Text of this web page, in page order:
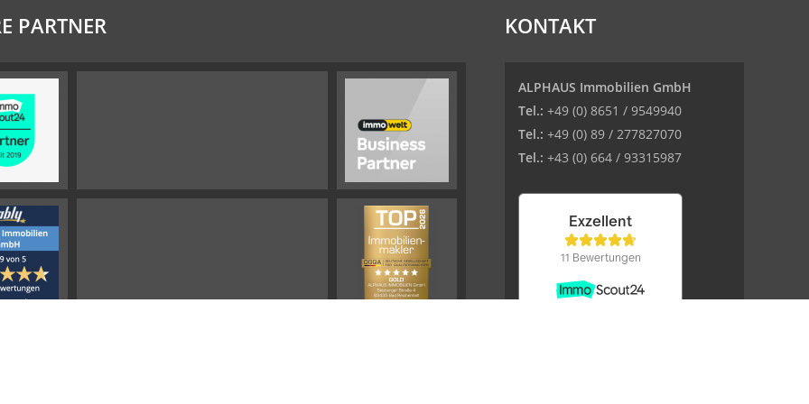
PARTNER KONTAKT
ALPHAUS Immobilien GmbH
Tel.: +49 (0) 8651 / 9549940
Tel.: +49 (0) 89 / 277827070
Tel.: +43 (0) 664 / 93315987